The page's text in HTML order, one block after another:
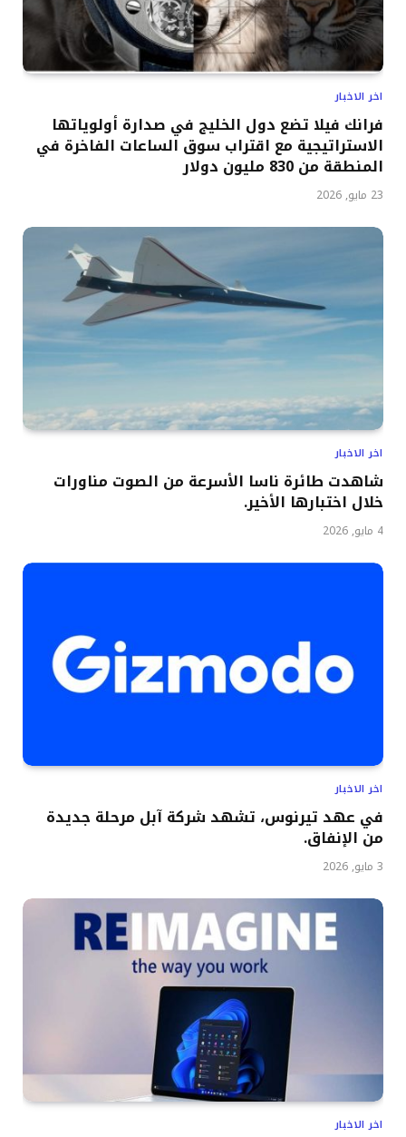
اخر الاخبار
فرانك فيلا تضع دول الخليج في صدارة أولوياتها
الاستراتيجية مع اقتراب سوق الساعات الفاخرة في
المنطقة من 830 مليون دولار
23 مايو, 2026
اخر الاخبار
شاهدت طائرة ناسا الأسرعة من الصوت مناورات
خلال اختبارها الأخير.
4 مايو, 2026
اخر الاخبار
في عهد تيرنوس، تشهد شركة آبل مرحلة جديدة
من الإنفاق.
3 مايو, 2026
اخر الاخبار